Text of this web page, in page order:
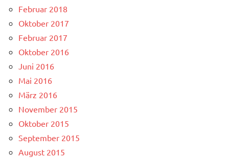
Februar 2018
Oktober 2017
Februar 2017
Oktober 2016
Juni 2016
Mai 2016
März 2016
November 2015
Oktober 2015
September 2015
August 2015